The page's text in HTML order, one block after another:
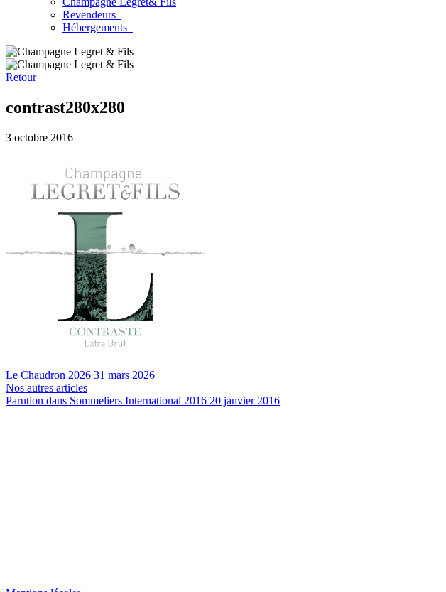
Revendeurs
Hébergements
Retour
contrast280x280
3 octobre 2016
Le Chaudron 2026 31 mars 2026
Nos autres articles
Parution dans Sommeliers International 2016 20 janvier 2016